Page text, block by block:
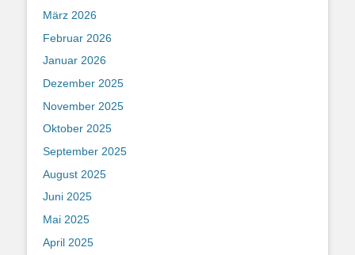
März 2026
Februar 2026
Januar 2026
Dezember 2025
November 2025
Oktober 2025
September 2025
August 2025
Juni 2025
Mai 2025
April 2025